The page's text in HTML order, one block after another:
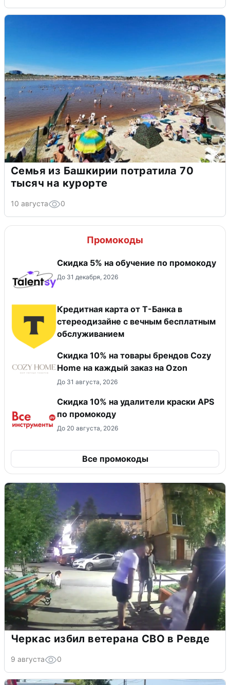
Семья из Башкирии потратила 70
тысяч на курорте
10 августа 0
Промокоды
Скидка 5% на обучение по промокоду
До 31 декабря, 2026
Кредитная карта от Т-Банка в
стереодизайне с вечным бесплатным
обслуживанием
Скидка 10% на товары брендов Cozy
Home на каждый заказ на Оzon
До 31 августа, 2026
Скидка 10% на удалители краски APS
по промокоду
До 20 августа, 2026
Все промокоды
Черкас избил ветерана СВО в Ревде
9 августа 0